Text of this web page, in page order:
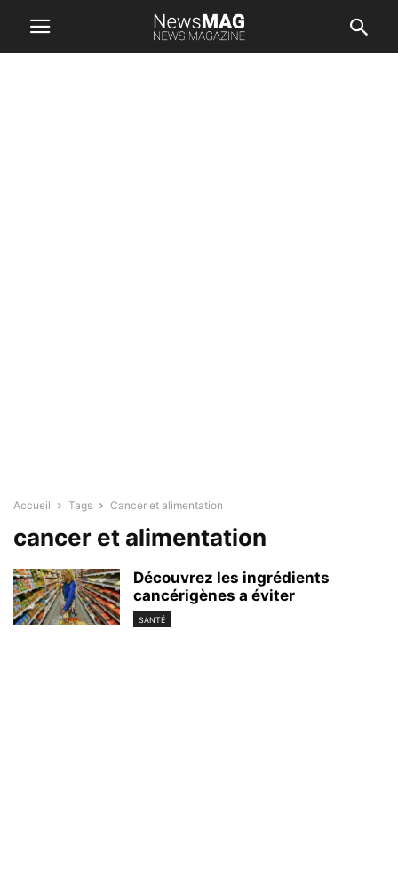
Accueil Tags Cancer et alimentation
cancer et alimentation
Découvrez les ingrédients
cancérigènes a éviter
SANTÉ